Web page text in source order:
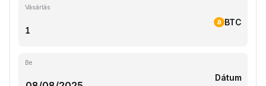
Vásárlás
BTC
Be
Dátum